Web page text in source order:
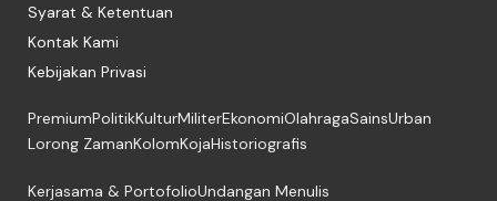
Syarat & Ketentuan
Kontak Kami
Kebijakan Privasi
PremiumPolitikKulturMiliterEkonomiOlahragaSainsUrban
Lorong ZamanKolomKojaHistoriografis
Kerjasama & PortofolioUndangan Menulis